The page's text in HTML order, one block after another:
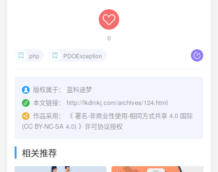
0
php PDOException
版权属于：
蓝科迪梦
本文链接：
http://lkdmkj.com/archives/124.html
作品采用：
《 署名-非商业性使用-相同方式共享 4.0 国际
(CC BY-NC-SA 4.0) 》许可协议授权
相关推荐